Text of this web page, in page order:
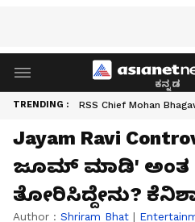
ಕನ್ನಡ
TRENDING : RSS Chief Mohan
Jayam Ravi
ಜೂಮ್ ಮಾಡಿ' ಅಂತ
ತೋರಿಸಿದ್ದೇನು?
Author : Shriram Bhat |